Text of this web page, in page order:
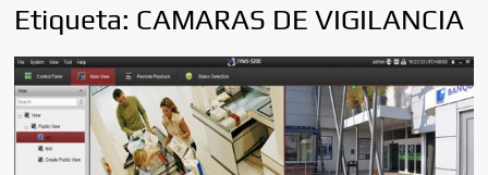
Etiqueta: CAMARAS DE VIGILANCIA